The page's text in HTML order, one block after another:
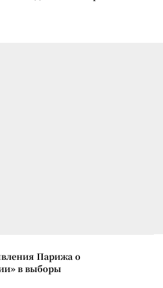
Парижа о
в выборы